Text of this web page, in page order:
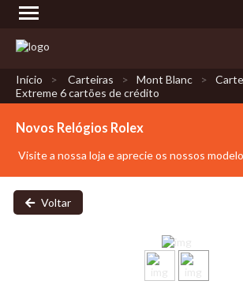
Início Carteiras Mont Blanc
Extreme 6 cartões de crédito
Novos Relógios Rolex
Visite a nossa loja e aprecie os nossos
Voltar